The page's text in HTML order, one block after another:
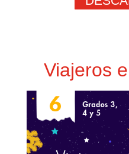
Viajeros